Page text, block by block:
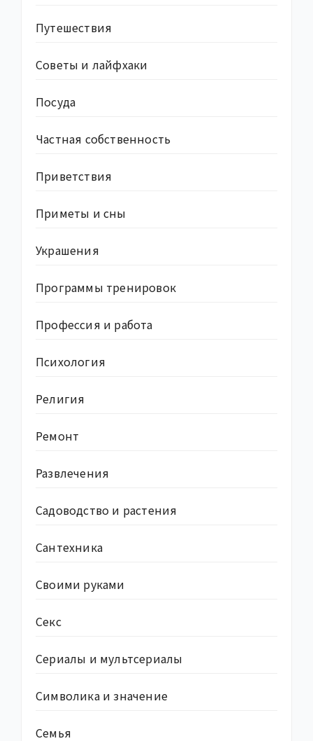
Путешествия
Советы и лайфхаки
Посуда
Частная собственность
Приветствия
Приметы и сны
Украшения
Программы тренировок
Профессия и работа
Психология
Религия
Ремонт
Развлечения
Садоводство и растения
Сантехника
Своими руками
Секс
Сериалы и мультсериалы
Символика и значение
Семья